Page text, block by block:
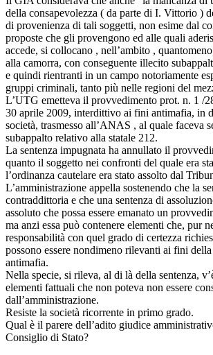
della consapevolezza ( da parte di I. Vittorio )
di provenienza di tali soggetti, non esime dal
proposte che gli provengono ed alle quali
accede, si collocano , nell’ambito ,
alla camorra, con conseguente illecito
e quindi rientranti in un campo notoriamente
gruppi criminali, tanto più nelle regioni del
L’UTG emetteva il provvedimento prot. n. 1 /
30 aprile 2009, interdittivo ai fini antimafia, in
società, trasmesso all’ANAS , al quale faceva
subappalto relativo alla statale 212.
La sentenza impugnata ha annullato il
quanto il soggetto nei confronti del quale era
l’ordinanza cautelare era stato assolto dal
L’amministrazione appella sostenendo che la
contraddittoria e che una sentenza di
assoluto che possa essere emanato un
ma anzi essa può contenere elementi che, pur
responsabilità con quel grado di certezza
possono essere nondimeno rilevanti ai fini
antimafia.
Nella specie, si rileva, al di là della sentenza,
elementi fattuali che non poteva non essere
dall’amministrazione.
Resiste la società ricorrente in primo grado.
Qual è il parere dell’adito giudice
Consiglio di Stato?